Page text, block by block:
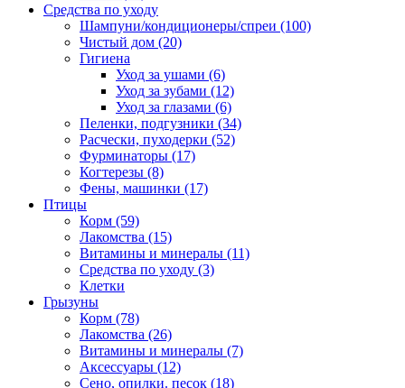
Средства по уходу
Шампуни/кондиционеры/спреи (100)
Чистый дом (20)
Гигиена
Уход за ушами (6)
Уход за зубами (12)
Уход за глазами (6)
Пеленки, подгузники (34)
Расчески, пуходерки (52)
Фурминаторы (17)
Когтерезы (8)
Фены, машинки (17)
Птицы
Корм (59)
Лакомства (15)
Витамины и минералы (11)
Средства по уходу (3)
Клетки
Грызуны
Корм (78)
Лакомства (26)
Витамины и минералы (7)
Аксессуары (12)
Сено, опилки. песок (18)